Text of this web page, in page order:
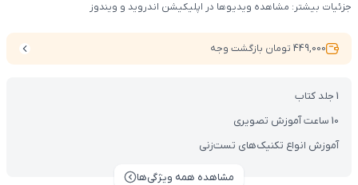
1 جلد کتاب
10 ساعت آموزش تصویری
آموزش انواع تکنیک‌های تست‌زنی
مشاهده همه ویژگی‌ها
جزئیات بیشتر: مشاهده ویدیوها در اپلیکیشن اندروید و ویندوز
449,000 تومان بازگشت وجه